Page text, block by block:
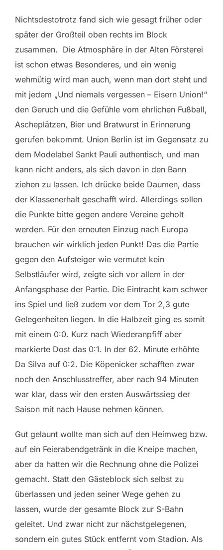
Nichtsdestotrotz fand sich wie gesagt früher oder
später der Großteil oben rechts im Block
zusammen. Die Atmosphäre in der Alten Försterei
ist schon etwas Besonderes, und ein wenig
wehmütig wird man auch, wenn man dort steht und
mit jedem „Und niemals vergessen – Eisern Union!“
den Geruch und die Gefühle vom ehrlichen Fußball,
Ascheplätzen, Bier und Bratwurst in Erinnerung
gerufen bekommt. Union Berlin ist im Gegensatz zu
dem Modelabel Sankt Pauli authentisch, und man
kann nicht anders, als sich davon in den Bann
ziehen zu lassen. Ich drücke beide Daumen, dass
der Klassenerhalt geschafft wird. Allerdings sollen
die Punkte bitte gegen andere Vereine geholt
werden. Für den erneuten Einzug nach Europa
brauchen wir wirklich jeden Punkt! Das die Partie
gegen den Aufsteiger wie vermutet kein
Selbstläufer wird, zeigte sich vor allem in der
Anfangsphase der Partie. Die Eintracht kam schwer
ins Spiel und ließ zudem vor dem Tor 2,3 gute
Gelegenheiten liegen. In die Halbzeit ging es somit
mit einem 0:0. Kurz nach Wiederanpfiff aber
markierte Dost das 0:1. In der 62. Minute erhöhte
Da Silva auf 0:2. Die Köpenicker schafften zwar
noch den Anschlusstreffer, aber nach 94 Minuten
war klar, dass wir den ersten Auswärtssieg der
Saison mit nach Hause nehmen können.
Gut gelaunt wollte man sich auf den Heimweg bzw.
auf ein Feierabendgetränk in die Kneipe machen,
aber da hatten wir die Rechnung ohne die Polizei
gemacht. Statt den Gästeblock sich selbst zu
überlassen und jeden seiner Wege gehen zu
lassen, wurde der gesamte Block zur S-Bahn
geleitet. Und zwar nicht zur nächstgelegenen,
sondern ein gutes Stück entfernt vom Stadion. Als